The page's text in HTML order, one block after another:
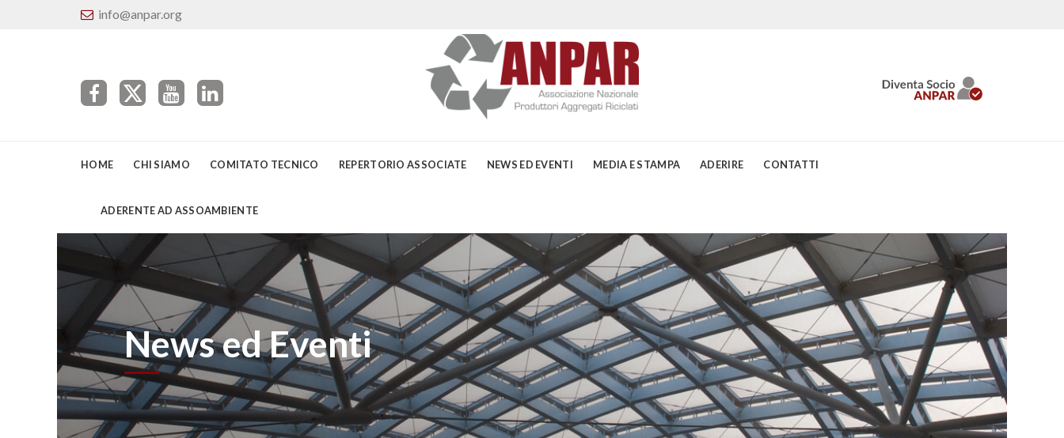
info@anpar.org
HOME CHI SIAMO COMITATO TECNICO REPERTORIO ASSOCIATE NEWS ED EVENTI MEDIA E STAMPA ADERIRE CONTATTI
ADERENTE AD ASSOAMBIENTE
News ed Eventi